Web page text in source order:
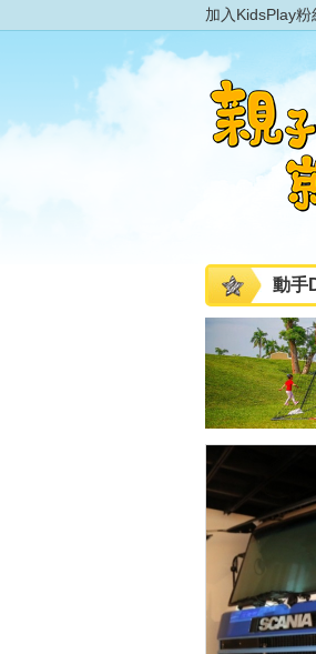
加入KidsPlay粉
動手